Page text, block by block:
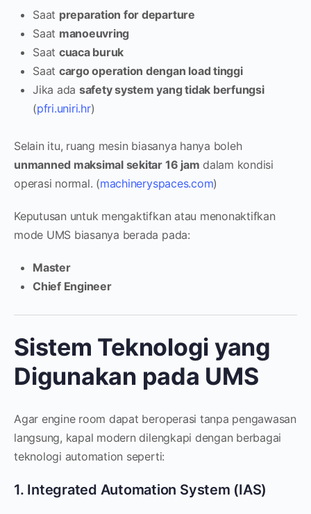
Saat preparation for departure
Saat manoeuvring
Saat cuaca buruk
Saat cargo operation dengan load tinggi
Jika ada safety system yang tidak berfungsi
(pfri.uniri.hr)
Selain itu, ruang mesin biasanya hanya boleh
unmanned maksimal sekitar 16 jam dalam kondisi
operasi normal. (machineryspaces.com)
Keputusan untuk mengaktifkan atau menonaktifkan
mode UMS biasanya berada pada:
Master
Chief Engineer
Sistem Teknologi yang
Digunakan pada UMS
Agar engine room dapat beroperasi tanpa pengawasan
langsung, kapal modern dilengkapi dengan berbagai
teknologi automation seperti:
1. Integrated Automation System (IAS)